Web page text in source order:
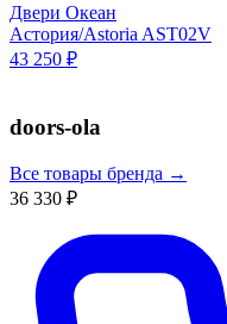
Двери Океан
Астория/Astoria AST02V
43 250 ₽
doors-ola
Все товары бренда →
36 330 ₽